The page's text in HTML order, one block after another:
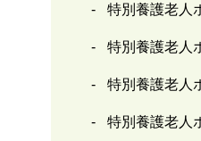
特別養護老人
特別養護老人
特別養護老人
特別養護老